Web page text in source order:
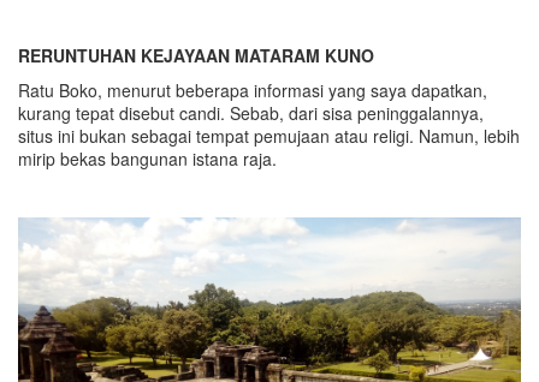
RERUNTUHAN KEJAYAAN MATARAM KUNO
Ratu Boko, menurut beberapa informasi yang saya dapatkan,
kurang tepat disebut candi. Sebab, dari sisa peninggalannya,
situs ini bukan sebagai tempat pemujaan atau religi. Namun, lebih
mirip bekas bangunan istana raja.